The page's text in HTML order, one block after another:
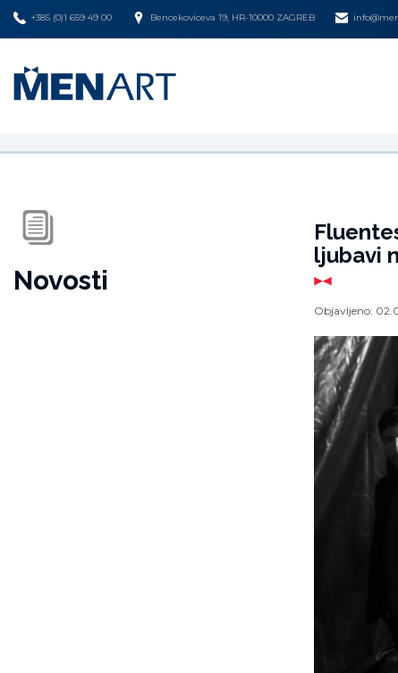
+385 (0)1 659 49 00 Bencekoviceva 19, HR-10000 ZAGREB
Novosti
ljubavi
Objavljeno: